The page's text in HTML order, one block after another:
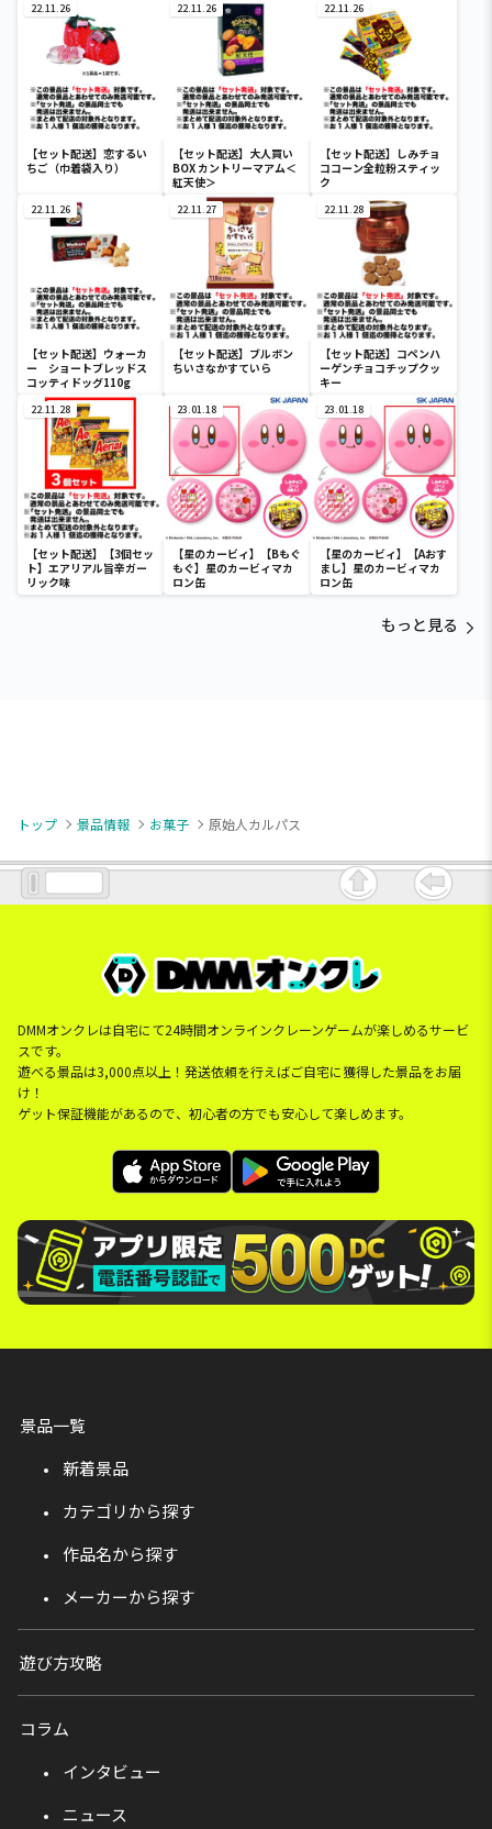
個）
22.11.26
【セット配送】恋するい
ちご（巾着袋入り）
22.11.26
【セット配送】大人買い
BOX カントリーマアム＜
紅天使＞
22.11.26
【セット配送】しみチョ
ココーン全粒粉スティッ
ク
22.11.26
【セット配送】ウォーカ
ー ショートブレッドス
コッティドッグ110g
22.11.27
【セット配送】ブルボン
ちいさなかすていら
22.11.28
【セット配送】コペンハ
ーゲンチョコチップクッ
キー
22.11.28
【セット配送】【3個セッ
ト】エアリアル旨辛ガー
リック味
23.01.18
【星のカービィ】【Bもぐ
もぐ】星のカービィマカ
ロン缶
23.01.18
【星のカービィ】【Aおす
まし】星のカービィマカ
ロン缶
もっと見る
トップ 景品情報 お菓子 原始人カルパス
DMMオンクレは自宅にて24時間オンラインクレーンゲームが楽しめるサービ
スです。
遊べる景品は3,000点以上！発送依頼を行えばご自宅に獲得した景品をお届
け！
ゲット保証機能があるので、初心者の方でも安心して楽しめます。
景品一覧
新着景品
カテゴリから探す
作品名から探す
メーカーから探す
遊び方攻略
コラム
インタビュー
ニュース